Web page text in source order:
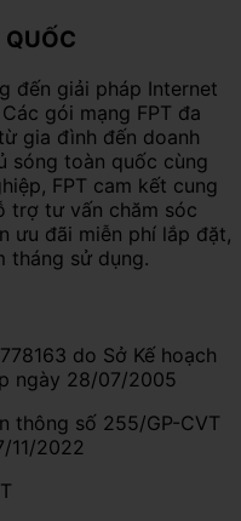
QUỐC
đến giải pháp Internet
gói mạng FPT đa
gia đình đến doanh
sóng toàn quốc cùng
FPT cam kết cung
trợ tư vấn chăm sóc
ưu đãi miễn phí lắp đặt,
tháng sử dụng.
do Sở Kế hoạch
ngày 28/07/2005
thông số 255/GP-CVT
11/2022